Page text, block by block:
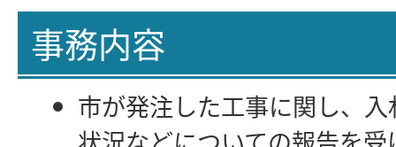
事務内容
市が発注した工事に関し、